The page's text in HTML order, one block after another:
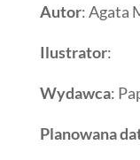
Autor: Agata
Ilustrator:
Wydawca:
Planowana